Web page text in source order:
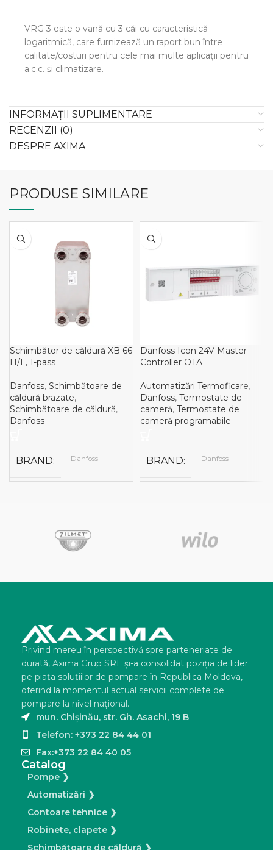
VRG 3 este o vană cu 3 căi cu caracteristică
logaritmică, care furnizează un raport bun între
calitate/costuri pentru cele mai multe aplicaţii pentru
a.c.c. şi climatizare.
INFORMAȚII SUPLIMENTARE
RECENZII (0)
DESPRE AXIMA
PRODUSE SIMILARE
Schimbător de căldură XB 66
H/L, 1-pass
Danfoss, Schimbătoare de
căldură brazate,
Schimbătoare de căldură,
Danfoss
BRAND Danfoss
Danfoss Icon 24V Master
Controller OTA
Automatizări Termoficare,
Danfoss, Termostate de
cameră, Termostate de
cameră programabile
BRAND Danfoss
Privind mereu în perspectivă spre parteneriate de
durată, Axima Grup SRL şi-a consolidat poziţia de lider
pe piaţa soluţiilor de pompare în Republica Moldova,
oferind la momentul actual servicii complete de
pompare la nivel naţional.
mun. Chișinău, str. Gh. Asachi, 19 B
Telefon: +373 22 84 44 01
Fax:+373 22 84 40 05
Catalog
Pompe ❯
Automatizări ❯
Contoare tehnice ❯
Robinete, clapete ❯
Schimbătoare de căldură ❯